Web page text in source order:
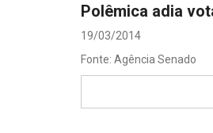
Processos - IBDFAM
Polêmica adia
19/03/2014
Fonte: Agência Senado